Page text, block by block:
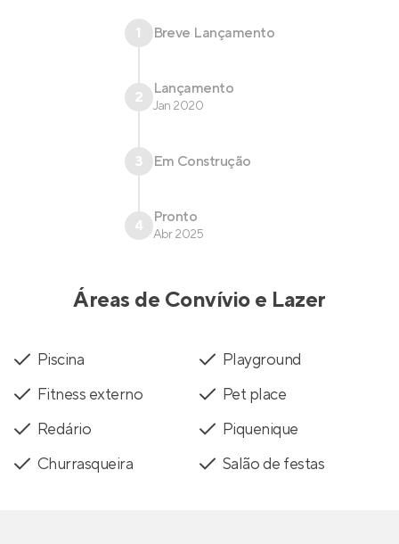
1 Breve Lançamento
2 Lançamento
Jan 2020
3 Em Construção
4 Pronto
Abr 2025
Áreas de Convívio e Lazer
Piscina
Playground
Fitness externo
Pet place
Redário
Piquenique
Churrasqueira
Salão de festas